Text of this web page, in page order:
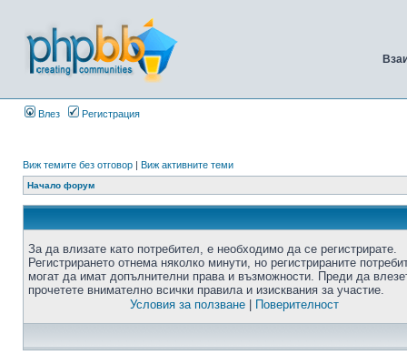
Влез Регистрация
Виж темите без отговор | Виж активните теми
Начало форум
За да влизате като потребител, е необходимо да се регистрирате.
Регистрирането отнема няколко минути, но регистрираните
могат да имат допълнителни права и възможности. Преди да
прочетете внимателно всички правила и изисквания за участие.
Условия за ползване| Поверителност